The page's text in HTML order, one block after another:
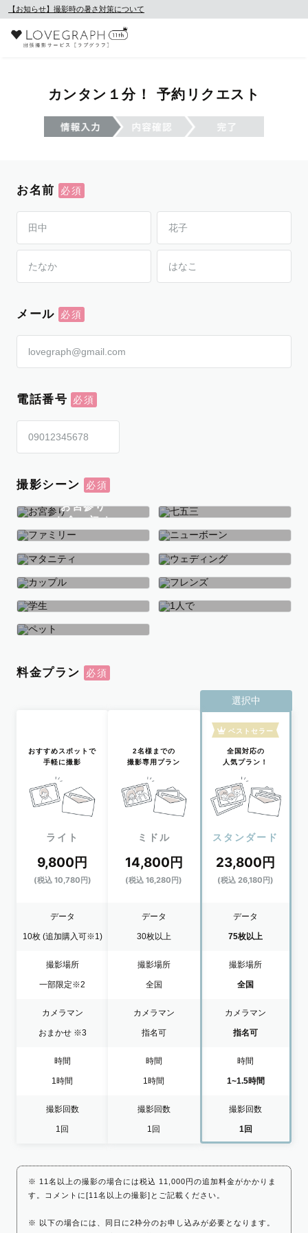
【お知らせ】撮影時の暑さ対策について
カンタン１分！ 予約リクエスト
お名前
メール
電話番号
撮影シーン
お宮参り
お食い初め
七五三
ファミリー ニューボーン
マタニティ ウェディング
カップル フレンズ
学生
料金プラン
おすすめスポットで
手軽に撮影
ライト
9,800円
(税込 10,780円)
データ
10枚 (追加購入可※1)
撮影場所
一部限定※2
カメラマン
おまかせ ※3
時間
1時間
撮影回数
1回
2名様までの
撮影専用プラン
ミドル
14,800円
(税込 16,280円)
データ
30枚以上
撮影場所
全国
カメラマン
指名可
時間
1時間
撮影回数
1回
選択中
ベストセラー
全国対応の
人気プラン！
スタンダード
23,800円
(税込 26,180円)
データ
75枚以上
撮影場所
全国
カメラマン
指名可
時間
1~1.5時間
撮影回数
1回
※ 11名以上の撮影の場合には税込 11,000円の追加料金がかかりま
す。コメントに[11名以上の撮影]とご記載ください。
※ 以下の場合には、同日に2枠分のお申し込みが必要となります。